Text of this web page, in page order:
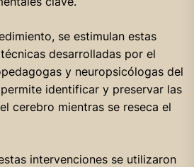
se estimulan estas
desarrolladas por el
y neuropsicólogas del
identificar y preservar las
cerebro mientras se reseca el
intervenciones se utilizaron